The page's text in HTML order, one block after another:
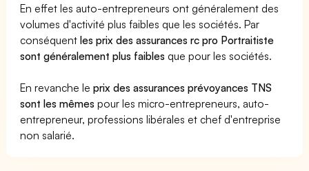
En effet les auto-entrepreneurs ont généralement des
volumes d'activité plus faibles que les sociétés. Par
conséquentles prix des assurances rc pro Portraitiste
sont généralement plus faibles que pour les sociétés.
En revanche leprix des assurances prévoyances TNS
sont les mêmes pour les micro-entrepreneurs, auto-
entrepreneur, professions libérales et chef d'entreprise
non salarié.